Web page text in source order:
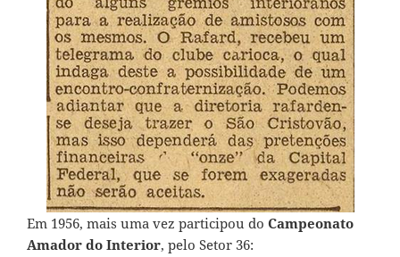
Em 1956, mais uma vez participou do Campeonato
Amador do Interior, pelo Setor 36: